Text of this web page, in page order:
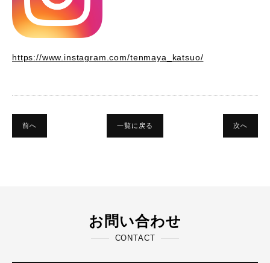
https://www.instagram.com/tenmaya_katsuo/
一覧に戻る
前へ 次へ
お問い合わせ
CONTACT